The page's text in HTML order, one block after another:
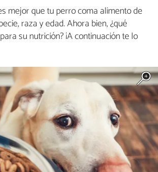
mejor que tu perro coma alimento de
raza y edad. Ahora bien, ¿qué
su nutrición? ¡A continuación te lo